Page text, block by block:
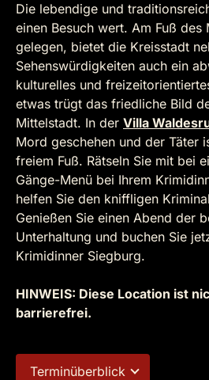
Die lebendige und
einen Besuch wert. Am Fuß des
gelegen, bietet die Kreisstadt
Sehenswürdigkeiten auch ein
kulturelles und
etwas trügt das friedliche Bild
Mittelstadt. In der Villa
Mord geschehen und der Täter
freiem Fuß. Rätseln Sie mit bei
Gänge-Menü bei Ihrem
helfen Sie den kniffligen
Genießen Sie einen Abend der
Unterhaltung und buchen Sie
Krimidinner Siegburg.
HINWEIS: Diese Location ist
barrierefrei.
Terminüberblick